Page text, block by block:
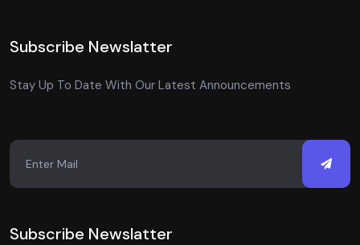
Subscribe Newslatter
Stay Up To Date With Our Latest Announcements
Subscribe Newslatter